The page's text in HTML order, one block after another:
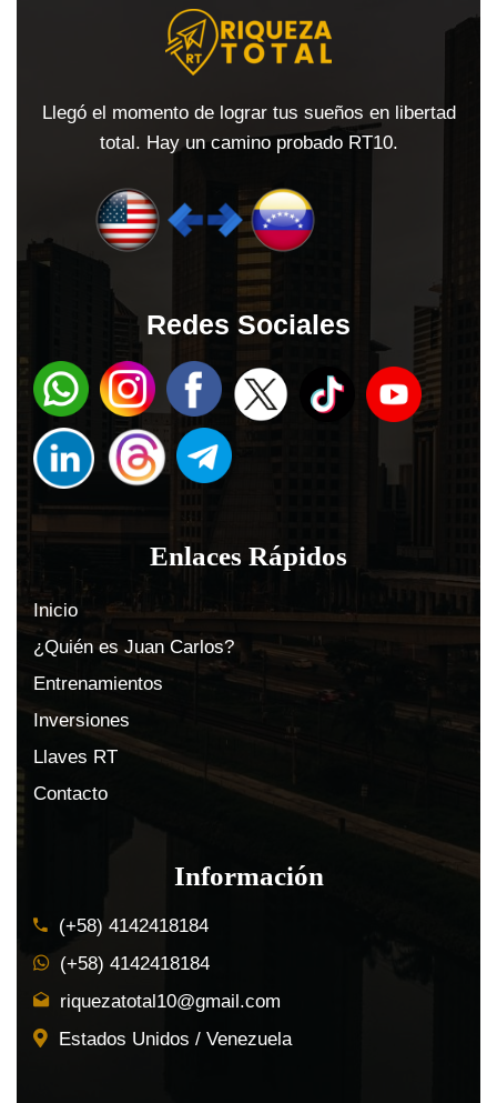
Llegó el momento de lograr tus sueños en libertad
total. Hay un camino probado RT10.
Redes Sociales
Enlaces Rápidos
Inicio
¿Quién es Juan Carlos?
Entrenamientos
Inversiones
Llaves RT
Contacto
Información
(+58) 4142418184
(+58) 4142418184
riquezatotal10@gmail.com
Estados Unidos / Venezuela